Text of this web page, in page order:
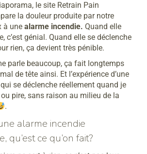
le site Retrain Pain
la douleur produite par notre
à une alarme incendie. Quand elle
c’est génial. Quand elle se déclenche
rien, ça devient très pénible.
parle beaucoup, ça fait longtemps
de tête ainsi. Et l’expérience d’une
se déclenche réellement quand je
pire, sans raison au milieu de la
.
alarme incendie
qu’est ce qu’on fait?